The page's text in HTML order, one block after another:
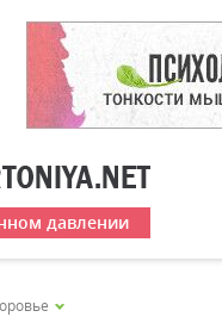
давлении